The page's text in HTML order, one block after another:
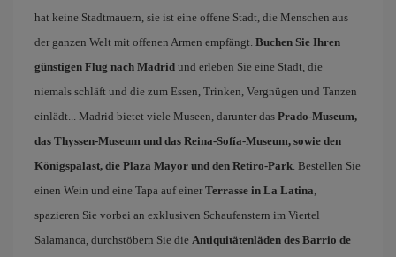
hat keine Stadtmauern, sie ist eine offene Stadt, die Menschen aus
der ganzen Welt mit offenen Armen empfängt. Buchen Sie Ihren
günstigen Flug nach Madrid und erleben Sie eine Stadt, die
niemals schläft und die zum Essen, Trinken, Vergnügen und Tanzen
einlädt... Madrid bietet viele Museen, darunter das Prado-Museum,
das Thyssen-Museum und das Reina-Sofía-Museum, sowie den
Königspalast, die Plaza Mayor und den Retiro-Park. Bestellen Sie
einen Wein und eine Tapa auf einer Terrasse in La Latina,
spazieren Sie vorbei an exklusiven Schaufenstern im Viertel
Salamanca, durchstöbern Sie die Antiquitätenläden des Barrio de